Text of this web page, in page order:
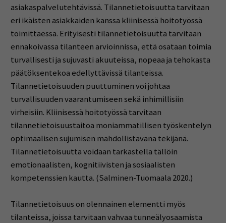
asiakaspalvelutehtävissä. Tilannetietoisuutta tarvitaan
eri ikäisten asiakkaiden kanssa kliinisessä hoitotyössä
toimittaessa. Erityisesti tilannetietoisuutta tarvitaan
ennakoivassa tilanteen arvioinnissa, että osataan toimia
turvallisesti ja sujuvasti akuuteissa, nopeaa ja tehokasta
päätöksentekoa edellyttävissä tilanteissa.
Tilannetietoisuuden puuttuminen voi johtaa
turvallisuuden vaarantumiseen sekä inhimillisiin
virheisiin. Kliinisessä hoitotyössä tarvitaan
tilannetietoisuustaitoa moniammatillisen työskentelyn
optimaalisen sujumisen mahdollistavana tekijänä.
Tilannetietoisuutta voidaan tarkastella tällöin
emotionaalisten, kognitiivisten ja sosiaalisten
kompetenssien kautta. (Salminen-Tuomaala 2020.)
Tilannetietoisuus on olennainen elementti myös
tilanteissa, joissa tarvitaan vahvaa tunneälyosaamista